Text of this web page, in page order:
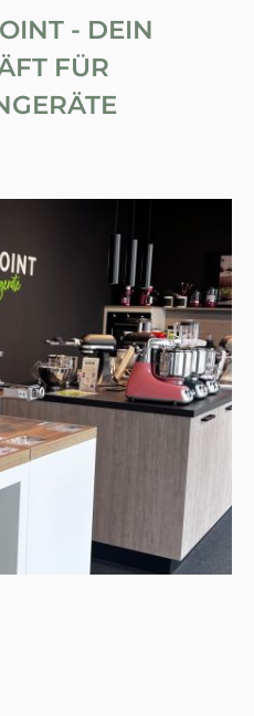
- DEIN
FÜR